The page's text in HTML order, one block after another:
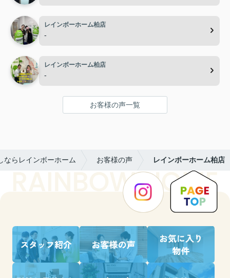
レインボーホーム柏店
-
レインボーホーム柏店
-
お客様の声一覧
ならレインボーホーム お客様の声 レインボーホーム柏店